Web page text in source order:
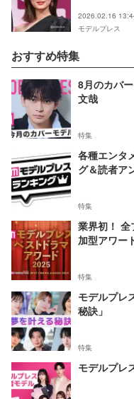
2026.02.16
モデルプレス
おすすめ特集
8月のカバ
文哉
特集
各種エンタ
グ＆読者ア
特集
業界初！ 全
加型アワー
特集
モデルプレ
秘訣」
特集
モデルプレ